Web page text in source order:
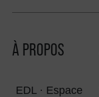
À PROPOS
EDL · Espace